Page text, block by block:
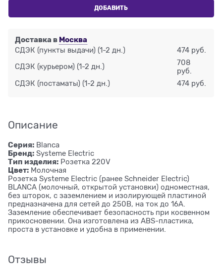
ДОБАВИТЬ
Доставка в Москва
СДЭК (пункты выдачи) (1-2 дн.) 474 руб.
СДЭК (курьером) (1-2 дн.)
708
руб.
СДЭК (постаматы) (1-2 дн.) 474 руб.
Описание
Серия: Blanca
Бренд: Systeme Electric
Тип изделия: Розетка 220V
Цвет: Молочная
Розетка Systeme Electric (ранее Schneider Electric)
BLANCA (молочный, открытой установки) одноместная,
без шторок, с заземлением и изолирующей пластиной
предназначена для сетей до 250В, на ток до 16А.
Заземление обеспечивает безопасность при косвенном
прикосновении. Она изготовлена из ABS-пластика,
проста в установке и удобна в применении.
Отзывы